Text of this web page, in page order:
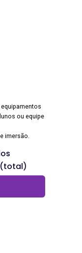
ou equipe
imersão.
(total)